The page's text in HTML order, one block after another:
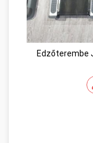
Edzőterembe